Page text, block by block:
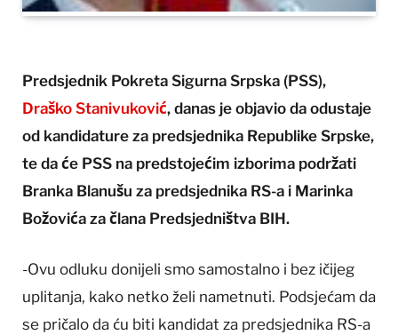
Predsjednik Pokreta Sigurna Srpska (PSS),
Draško Stanivuković, danas je objavio da odustaje
od kandidature za predsjednika Republike Srpske,
te da će PSS na predstojećim izborima podržati
Branka Blanušu za predsjednika RS-a i Marinka
Božovića za člana Predsjedništva BIH.
-Ovu odluku donijeli smo samostalno i bez ičijeg
uplitanja, kako netko želi nametnuti. Podsjećam da
se pričalo da ću biti kandidat za predsjednika RS-a